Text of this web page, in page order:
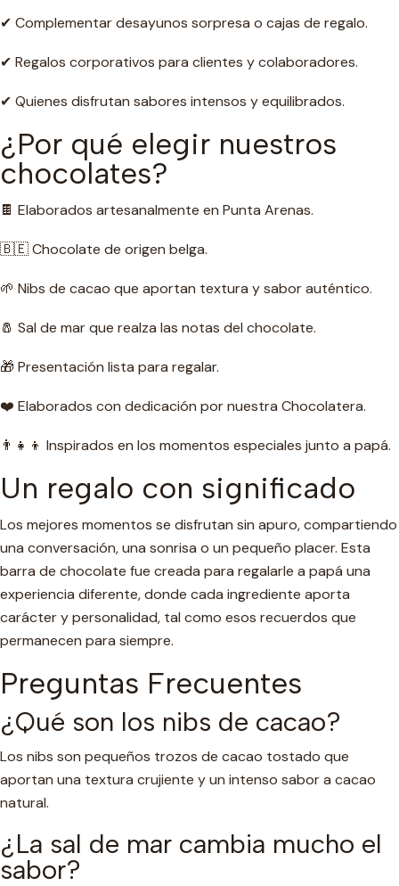
✔ Complementar desayunos sorpresa o cajas de regalo.
✔ Regalos corporativos para clientes y colaboradores.
✔ Quienes disfrutan sabores intensos y equilibrados.
¿Por qué elegir nuestros
chocolates?
🍫 Elaborados artesanalmente en Punta Arenas.
🇧🇪 Chocolate de origen belga.
🌱 Nibs de cacao que aportan textura y sabor auténtico.
🧂 Sal de mar que realza las notas del chocolate.
🎁 Presentación lista para regalar.
❤️ Elaborados con dedicación por nuestra Chocolatera.
👨‍👧‍👦 Inspirados en los momentos especiales junto a papá.
Un regalo con significado
Los mejores momentos se disfrutan sin apuro, compartiendo
una conversación, una sonrisa o un pequeño placer. Esta
barra de chocolate fue creada para regalarle a papá una
experiencia diferente, donde cada ingrediente aporta
carácter y personalidad, tal como esos recuerdos que
permanecen para siempre.
Preguntas Frecuentes
¿Qué son los nibs de cacao?
Los nibs son pequeños trozos de cacao tostado que
aportan una textura crujiente y un intenso sabor a cacao
natural.
¿La sal de mar cambia mucho el
sabor?